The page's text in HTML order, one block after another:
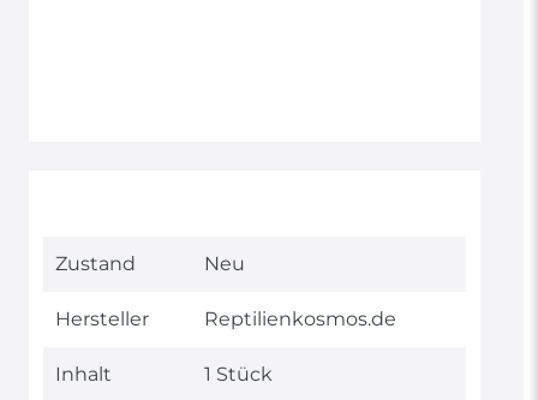
Technisches
Wert
Zustand Neu
Hersteller Reptilienkosmos.de
Inhalt 1 Stück